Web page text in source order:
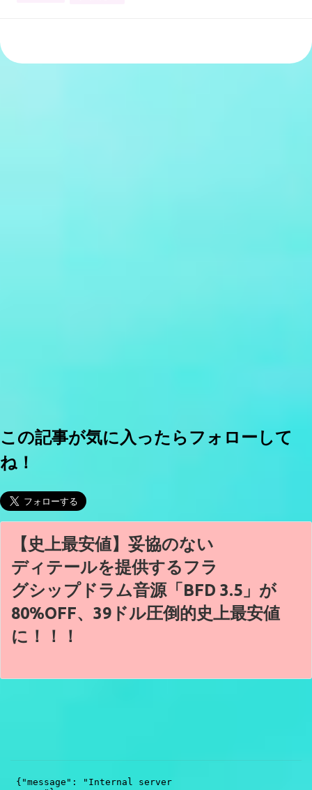
この記事が気に入ったらフォローして
ね！
【史上最安値】妥協のない
ディテールを提供するフラ
グシップドラム音源「BFD 3.5」が
80%OFF、39ドル圧倒的史上最安値
に！！！